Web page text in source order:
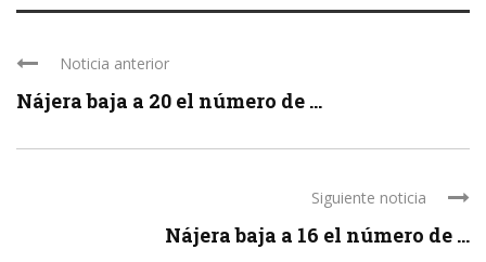
Noticia anterior
Nájera baja a 20 el número de ...
Siguiente noticia
Nájera baja a 16 el número de ...